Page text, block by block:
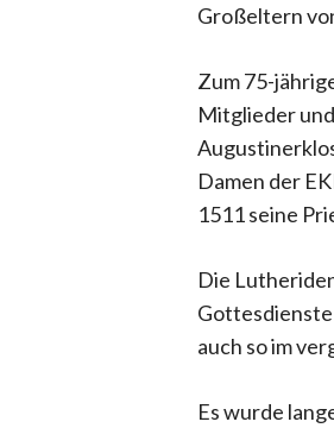
Großeltern
Zum 75-
Mitglieder
Damen der
1511 seine
Die
auch so im
Es wurde